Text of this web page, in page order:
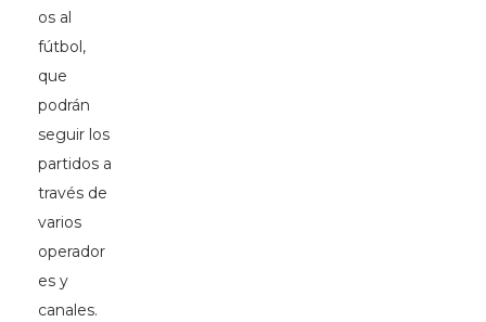
os al
fútbol,
que
podrán
seguir los
partidos a
través de
varios
operador
es y
canales.